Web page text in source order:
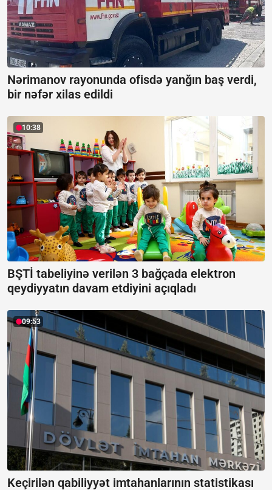
Nərimanov rayonunda ofisdə yanğın baş verdi,
bir nəfər xilas edildi
10:38
BŞTİ tabeliyinə verilən 3 bağçada elektron
qeydiyyatın davam etdiyini açıqladı
09:53
Keçirilən qabiliyyət imtahanlarının statistikası